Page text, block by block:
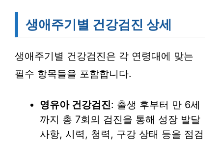
생애주기별 건강검진 상세
생애주기별 건강검진은 각 연령대에 맞는
필수 항목들을 포함합니다.
영유아 건강검진: 출생 후부터 만 6세
까지 총 7회의 검진을 통해 성장 발달
사항, 시력, 청력, 구강 상태 등을 점검